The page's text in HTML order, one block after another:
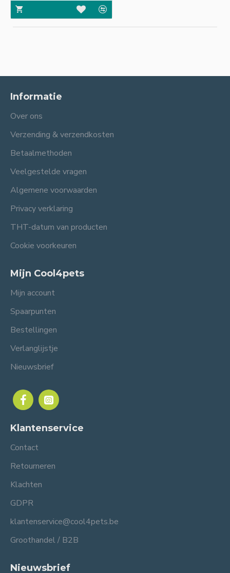
Informatie
Over ons
Verzending & verzendkosten
Betaalmethoden
Veelgestelde vragen
Algemene voorwaarden
Privacy verklaring
THT-datum van producten
Cookie voorkeuren
Mijn Cool4pets
Mijn account
Spaarpunten
Bestellingen
Verlanglijstje
Nieuwsbrief
Klantenservice
Contact
Retourneren
Klachten
GDPR
klantenservice@cool4pets.be
Groothandel / B2B
Nieuwsbrief